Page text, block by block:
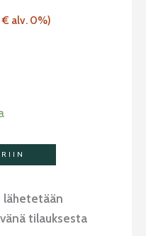
€ alv. 0%)
lähetetään
tilauksesta